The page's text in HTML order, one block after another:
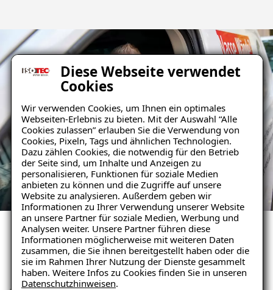
Diese Webseite verwendet
Cookies
Wir verwenden Cookies, um Ihnen ein optimales
Webseiten-Erlebnis zu bieten. Mit der Auswahl “Alle
Cookies zulassen” erlauben Sie die Verwendung von
Cookies, Pixeln, Tags und ähnlichen Technologien.
Dazu zählen Cookies, die notwendig für den Betrieb
der Seite sind, um Inhalte und Anzeigen zu
personalisieren, Funktionen für soziale Medien
anbieten zu können und die Zugriffe auf unsere
Website zu analysieren. Außerdem geben wir
Informationen zu Ihrer Verwendung unserer Website
an unsere Partner für soziale Medien, Werbung und
Analysen weiter. Unsere Partner führen diese
Informationen möglicherweise mit weiteren Daten
zusammen, die Sie ihnen bereitgestellt haben oder die
sie im Rahmen Ihrer Nutzung der Dienste gesammelt
haben. Weitere Infos zu Cookies finden Sie in unseren
Datenschutzhinweisen.
Ihr Weg mit uns